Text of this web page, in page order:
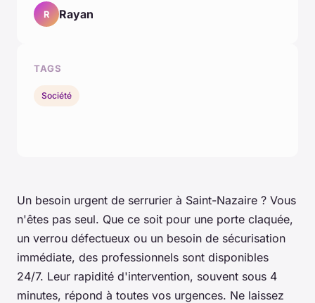
Un besoin urgent de serrurier à Saint-Nazaire ? Vous
n'êtes pas seul. Que ce soit pour une porte claquée,
un verrou défectueux ou un besoin de sécurisation
immédiate, des professionnels sont disponibles
24/7. Leur rapidité d'intervention, souvent sous 4
minutes, répond à toutes vos urgences. Ne laissez
R Rayan
TAGS
Société